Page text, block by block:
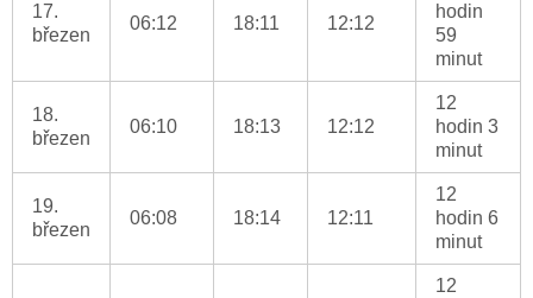
17.
březen
06:12 18:11 12:12
hodin
59
minut
18.
březen
06:10 18:13 12:12
12
hodin 3
minut
19.
březen
06:08 18:14 12:11
12
hodin 6
minut
12